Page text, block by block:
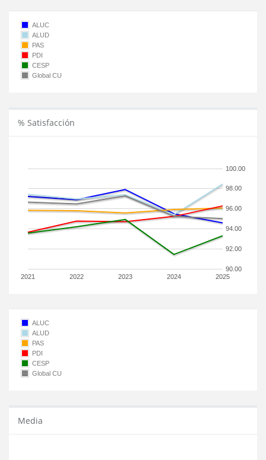
ALUC
ALUD
PAS
PDI
CESP
Global CU
% Satisfacción
2021 2022 2023 2024 2025
90.00
92.00
94.00
96.00
98.00
100.00
ALUC
ALUD
PAS
PDI
CESP
Global CU
Media